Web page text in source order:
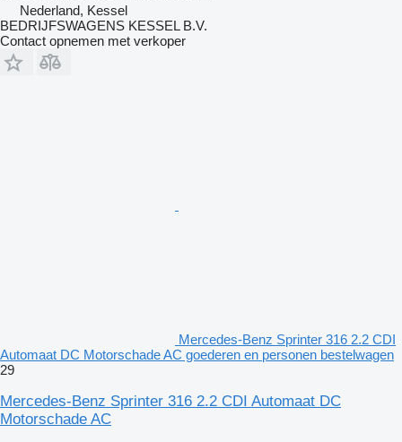
Nederland, Kessel
BEDRIJFSWAGENS KESSEL B.V.
Contact opnemen met verkoper
Mercedes-Benz Sprinter 316 2.2 CDI
Automaat DC Motorschade AC goederen en personen bestelwagen
29
Mercedes-Benz Sprinter 316 2.2 CDI Automaat DC
Motorschade AC